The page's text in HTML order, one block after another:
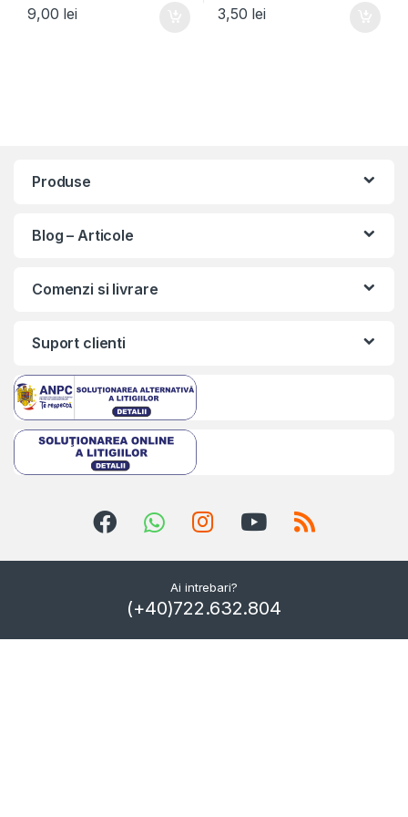
9,00 lei 3,50 lei
Produse
Blog – Articole
Comenzi si livrare
Suport clienti
Ai intrebari?
(+40)722.632.804